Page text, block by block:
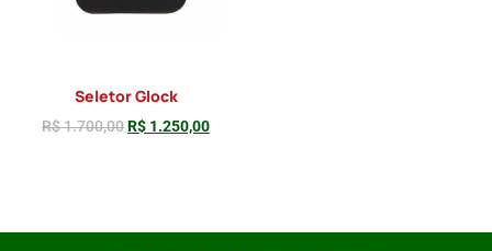
Seletor Glock
R$1.700,00R$ 1.250,00